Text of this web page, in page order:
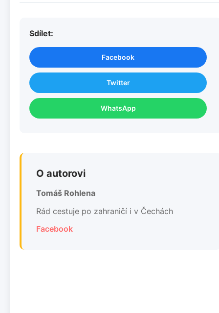
Sdílet:
Facebook
Twitter
WhatsApp
O autorovi
Tomáš Rohlena
Rád cestuje po zahraničí i v Čechách
Facebook